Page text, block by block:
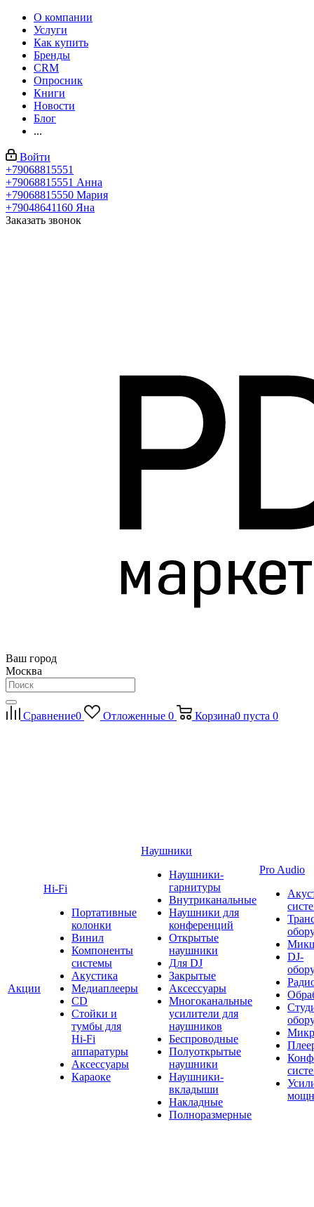
О компании
Услуги
Как купить
Бренды
CRM
Опросник
Книги
Новости
Блог
...
Войти
+79068815551
+79068815551 Анна
+79068815550 Мария
+79048641160 Яна
Заказать звонок
Ваш город
Москва
Сравнение0 Отложенные 0 Корзина0 пуста 0
Акции
Hi-Fi
Портативные
колонки
Винил
Компоненты
системы
Акустика
Медиаплееры
CD
Стойки и
тумбы для
Hi-Fi
аппаратуры
Аксессуары
Караоке
Наушники
Наушники-
гарнитуры
Внутриканальные
Наушники для
конференций
Открытые
наушники
Для DJ
Закрытые
Аксессуары
Многоканальные
усилители для
наушников
Беспроводные
Полуоткрытые
наушники
Наушники-
вкладыши
Накладные
Полноразмерные
Pro Audio
DJ-